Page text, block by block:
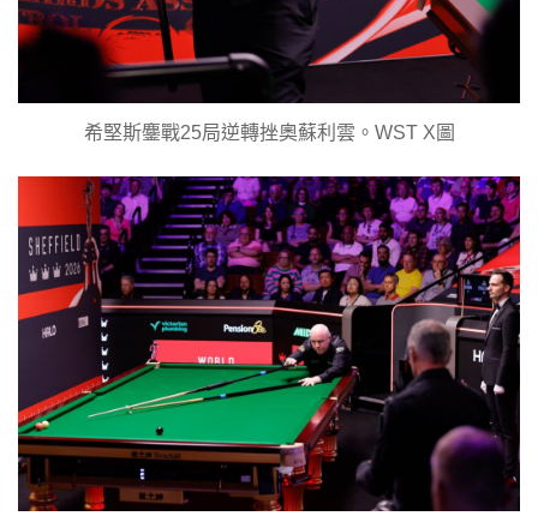
希堅斯鏖戰25局逆轉挫奧蘇利雲。WST X圖